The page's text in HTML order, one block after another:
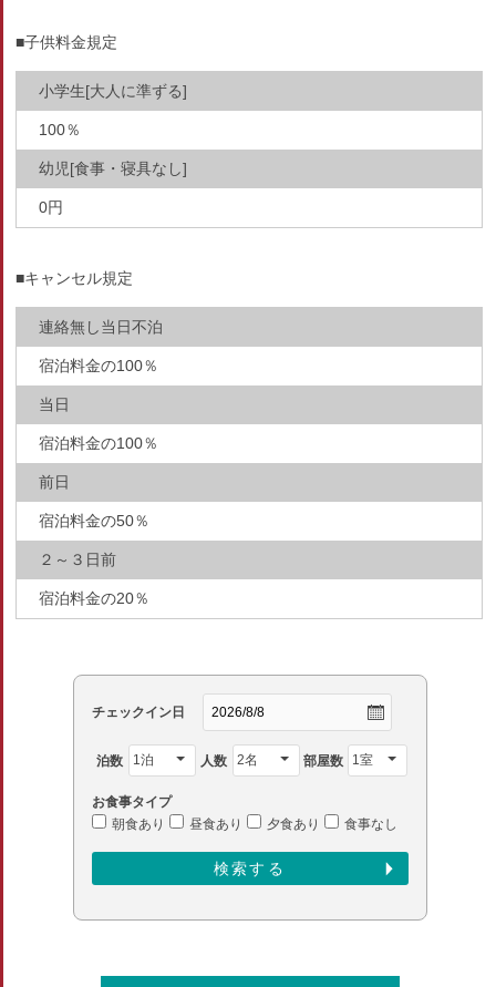
■子供料金規定
小学生[大人に準ずる]
100％
幼児[食事・寝具なし]
0円
■キャンセル規定
連絡無し当日不泊
宿泊料金の100％
当日
宿泊料金の100％
前日
宿泊料金の50％
２～３日前
宿泊料金の20％
チェックイン日
泊数 人数 部屋数
お食事タイプ
朝食あり
昼食あり 夕食あり 食事なし